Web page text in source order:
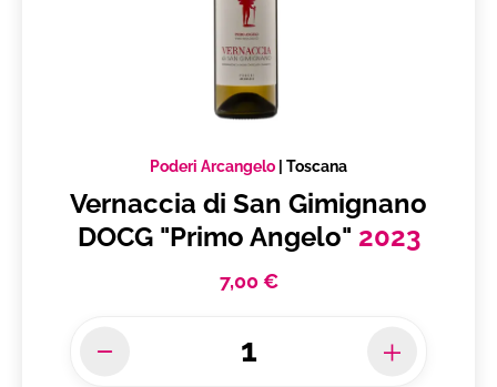
Poderi Arcangelo Toscana
Vernaccia di San Gimignano
DOCG "Primo Angelo" 2023
7,00 €